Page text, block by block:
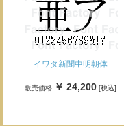
イワタ新聞中明朝体
販売価格 ￥ 24,200 [税込]